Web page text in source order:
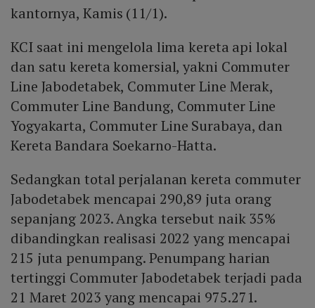
kantornya, Kamis (11/1).
KCI saat ini mengelola lima kereta api lokal
dan satu kereta komersial, yakni Commuter
Line Jabodetabek, Commuter Line Merak,
Commuter Line Bandung, Commuter Line
Yogyakarta, Commuter Line Surabaya, dan
Kereta Bandara Soekarno-Hatta.
Sedangkan total perjalanan kereta commuter
Jabodetabek mencapai 290,89 juta orang
sepanjang 2023. Angka tersebut naik 35%
dibandingkan realisasi 2022 yang mencapai
215 juta penumpang. Penumpang harian
tertinggi Commuter Jabodetabek terjadi pada
21 Maret 2023 yang mencapai 975.271.